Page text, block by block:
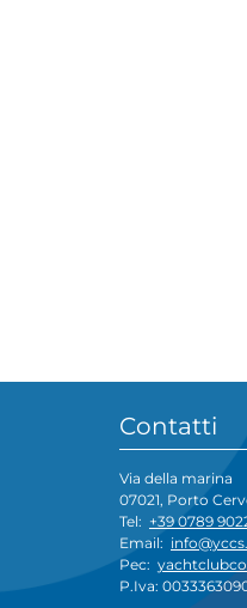
Contatti
Via della marina
07021, Porto
Tel: +39 0789
Email:
Pec:
P.Iva: